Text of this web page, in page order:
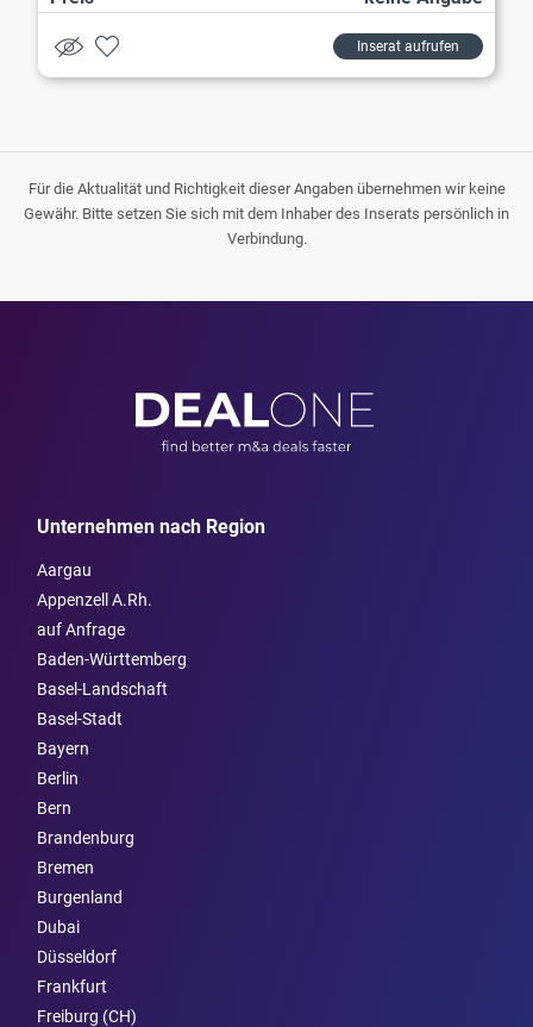
Inserat aufrufen
Für die Aktualität und Richtigkeit dieser Angaben übernehmen wir keine
Gewähr. Bitte setzen Sie sich mit dem Inhaber des Inserats persönlich in
Verbindung.
Unternehmen nach Region
Aargau
Appenzell A.Rh.
auf Anfrage
Baden-Württemberg
Basel-Landschaft
Basel-Stadt
Bayern
Berlin
Bern
Brandenburg
Bremen
Burgen­land
Dubai
Düsseldorf
Frankfurt
Freiburg (CH)